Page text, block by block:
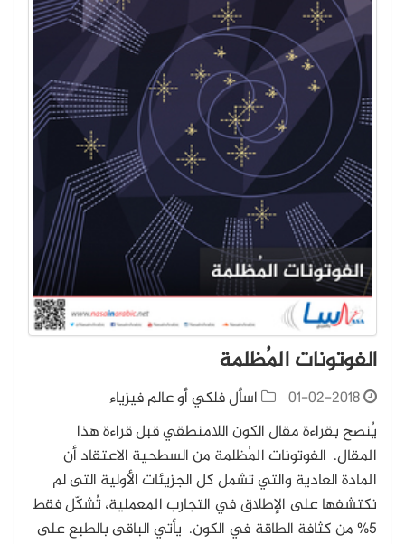
الفوتونات المُظلمة
01-02-2018
اسأل فلكي أو عالم فيزياء
يُنصح بقراءة مقال الكون اللامنطقي قبل قراءة هذا
المقال. الفوتونات المُظلمة من السطحية الاعتقاد أن
المادة العادية والتي تشمل كل الجزيئات الأولية التى لم
نكتشفها على الإطلاق في التجارب المعملية، تُشكّل فقط
5% من كثافة الطاقة في الكون. يأتي الباقى بالطبع على